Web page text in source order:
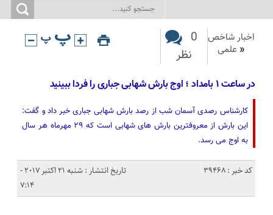
اخبار شاخص
« علمی
0
نظر
در ساعت ۱ بامداد ؛ اوج بارش شهابی جباری را فردا ببینید
کارشناس رصدی آسمان شب از رصد بارش شهابی جباری خبر داد و گفت:
این بارش از معروفترین بارش های شهابی است که ۲۹ مهرماه هر سال
به اوج می رسد.
کد خبر : 39468
تاریخ انتشار : شنبه 21 اکتبر 2017 -
7:14